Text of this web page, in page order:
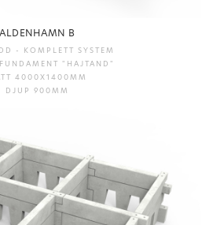
ALDENHAMN B
- KOMPLETT SYSTEM
"HAJTAND"
4000X1400MM
DJUP 900MM